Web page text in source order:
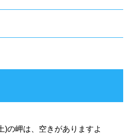
)の岬は、空きがありますよ